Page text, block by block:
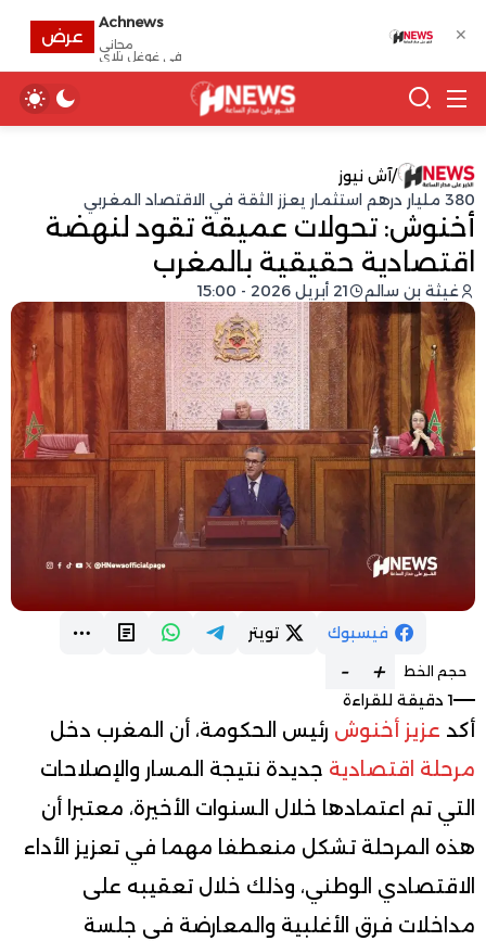
/آش نيوز
380 مليار درهم استثمار يعزز الثقة في الاقتصاد المغربي
أخنوش: تحولات عميقة تقود لنهضة
اقتصادية حقيقية بالمغرب
غيثة بن سالم 21 أبريل 2026 - 15:00
فيسبوك تويتر
حجم الخط +
-
1 دقيقة للقراءة
أكد عزيز أخنوش رئيس الحكومة، أن المغرب دخل
مرحلة اقتصادية جديدة نتيجة المسار والإصلاحات
التي تم اعتمادها خلال السنوات الأخيرة، معتبرا أن
هذه المرحلة تشكل منعطفا مهما في تعزيز الأداء
الاقتصادي الوطني، وذلك خلال تعقيبه على
مداخلات فرق الأغلبية والمعارضة في جلسة
✕
Achnews
مجانى
في غوغل بلاي
عرض